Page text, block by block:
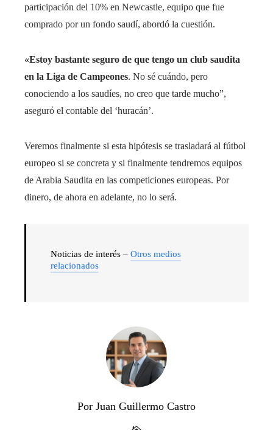
participación del 10% en Newcastle, equipo que fue
comprado por un fondo saudí, abordó la cuestión.
«Estoy bastante seguro de que tengo un club saudita
en la Liga de Campeones. No sé cuándo, pero
conociendo a los saudíes, no creo que tarde mucho”,
aseguró el contable del ‘huracán’.
Veremos finalmente si esta hipótesis se trasladará al fútbol
europeo si se concreta y si finalmente tendremos equipos
de Arabia Saudita en las competiciones europeas. Por
dinero, de ahora en adelante, no lo será.
Noticias de interés – Otros medios
relacionados
Por Juan Guillermo Castro